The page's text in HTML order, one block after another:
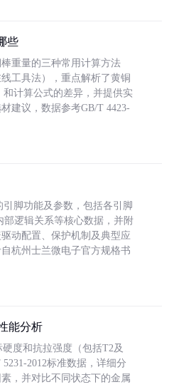
些
重量的三种常用计算方法
工具法），重点解析了黄铜
和计算公式的差异，并提供实
建议，数据参考GB/T 4423-
引脚功能及参数，包括各引脚
部逻辑关系等核心数据，并附
动配置、保护机制及典型应
杭州士兰微电子官方规格书
能分析
度和抗拉强度（包括T2及
2012标准数据，详细分
，并对比不同状态下的金属